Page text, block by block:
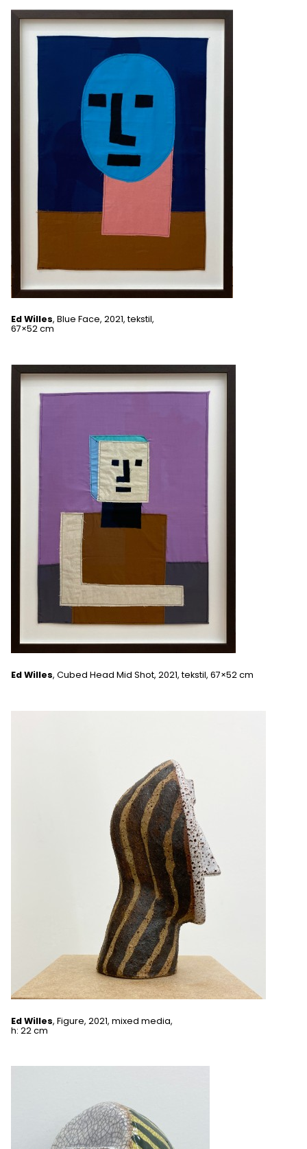
Ed Willes, Blue Face, 2021, tekstil,
67×52 cm
Ed Willes, Cubed Head Mid Shot, 2021, tekstil, 67×52 cm
Ed Willes, Figure, 2021, mixed media,
h: 22 cm